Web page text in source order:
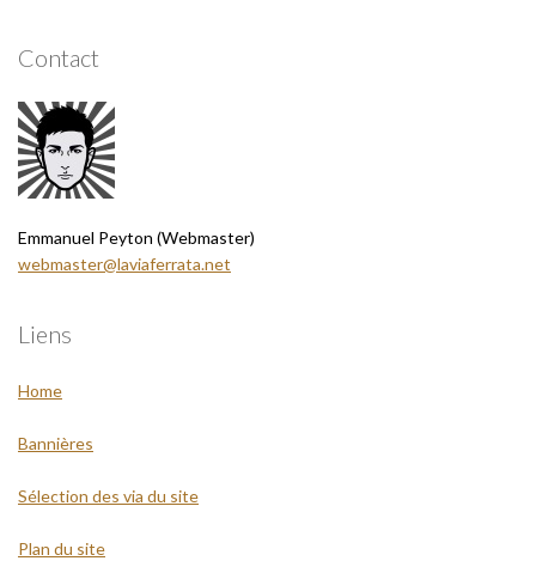
Contact
Emmanuel Peyton (Webmaster)
webmaster@laviaferrata.net
Liens
Home
Bannières
Sélection des via du site
Plan du site